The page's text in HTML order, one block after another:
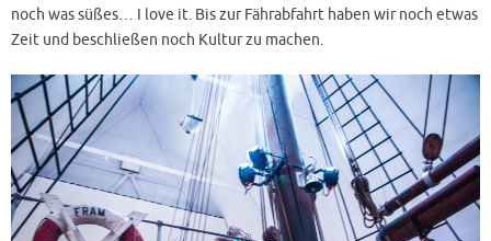
noch was süßes… I love it. Bis zur Fährabfahrt haben wir noch etwas
Zeit und beschließen noch Kultur zu machen.